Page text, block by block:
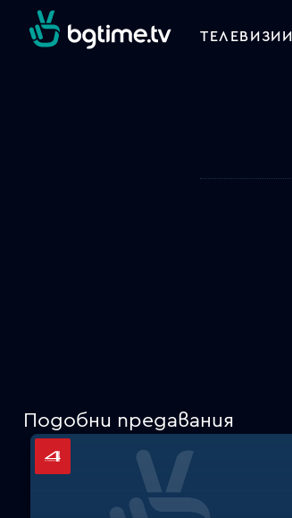
ТЕЛЕВИЗИИ
Подобни предавания